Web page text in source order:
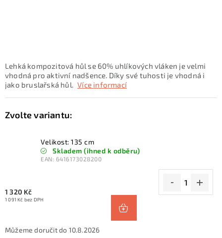
CYKLO Servis
Lehká kompozitová hůl se 60% uhlíkových vláken je velmi
vhodná pro aktivní nadšence. Díky své tuhosti je vhodná i
jako bruslařská hůl. Více informací
Velikost: 135 cm
Skladem (ihned k odběru)
EAN: 6416173028200
1 320 Kč
1 091 Kč bez DPH
10.8.2026